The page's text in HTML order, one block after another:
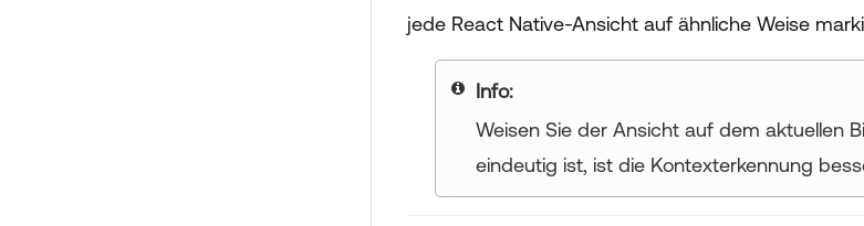
jede React Native-Ansicht auf ähnliche Weise
your title goes here
Weisen Sie der Ansicht auf dem aktuellen
eindeutig ist, ist die Kontexterkennung